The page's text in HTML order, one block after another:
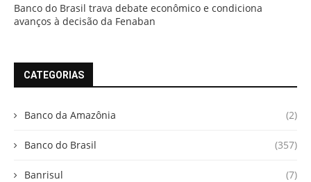
Banco do Brasil trava debate econômico e condiciona
avanços à decisão da Fenaban
CATEGORIAS
Banco da Amazônia (2)
Banco do Brasil (357)
Banrisul (7)